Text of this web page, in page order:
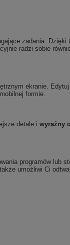
zadania.
radzi sobie
ekranie.
formie.
detale iwyraźny
programów lub
umożliwi Ci